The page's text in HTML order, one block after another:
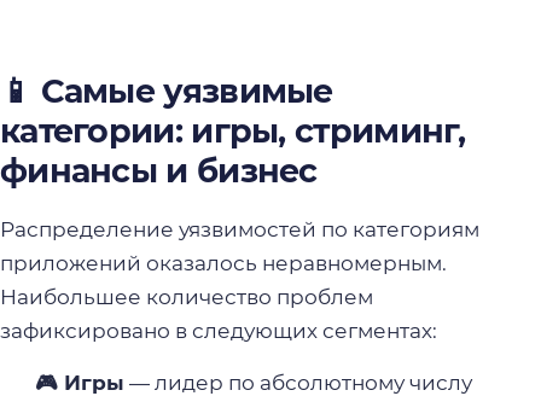
📱 Самые уязвимые
категории: игры, стриминг,
финансы и бизнес
Распределение уязвимостей по категориям
приложений оказалось неравномерным.
Наибольшее количество проблем
зафиксировано в следующих сегментах:
🎮 Игры — лидер по абсолютному числу